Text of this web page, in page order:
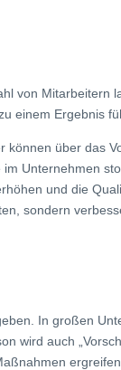
von Mitarbeitern
einem Ergebnis
können über das
Unternehmen
und die
sondern
In großen
wird auch